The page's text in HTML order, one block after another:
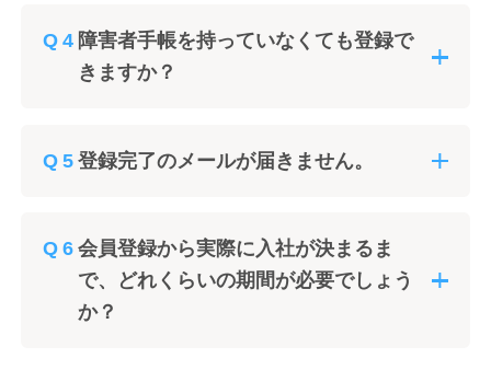
障害者手帳を持っていなくても登録で
きますか？
登録完了のメールが届きません。
会員登録から実際に入社が決まるま
で、どれくらいの期間が必要でしょう
か？